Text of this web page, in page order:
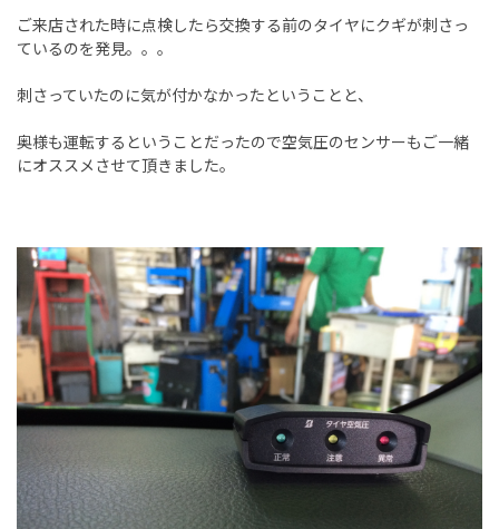
ご来店された時に点検したら交換する前のタイヤにクギが刺さっ
ているのを発見。。。
刺さっていたのに気が付かなかったということと、
奥様も運転するということだったので空気圧のセンサーもご一緒
にオススメさせて頂きました。